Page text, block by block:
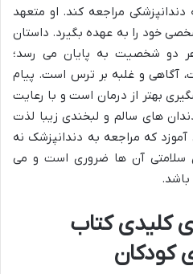
مراجعه کند. او متعهد
خود را به عهده بگیرد. داستان
دو شخصیت به پایان می رسد؛
آگاهی و غلبه بر ترس است. پیام
بهتر از درمان است و با رعایت
های سالم و لبخندی زیبا لذت
که مراجعه به دندانپزشک نه
سلامتی آن ها ضروری است و می
باشد.
کلیدی کتاب
کودکان